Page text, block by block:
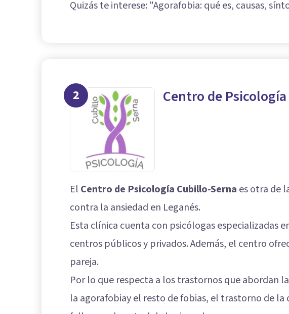
Quizás te interese: "Agorafobia: qué es, causas,
2 Centro de
El Centro de Psicología Cubillo-Serna es otra de
contra la ansiedad en Leganés.
Esta clínica cuenta con psicólogas
centros públicos y privados. Además, el centro
pareja.
Por lo que respecta a los trastornos que abordan
la agorafobiay el resto de fobias, el trastorno de la